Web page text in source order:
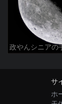
政やんシニアの
サ
ホ